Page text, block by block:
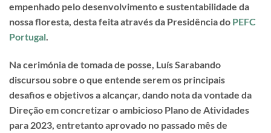
empenhado pelo desenvolvimento e sustentabilidade da
nossa floresta, desta feita através da Presidência do PEFC
Portugal.
Na cerimónia de tomada de posse, Luís Sarabando
discursou sobre o que entende serem os principais
desafios e objetivos a alcançar, dando nota da vontade da
Direção em concretizar o ambicioso Plano de Atividades
para 2023, entretanto aprovado no passado mês de